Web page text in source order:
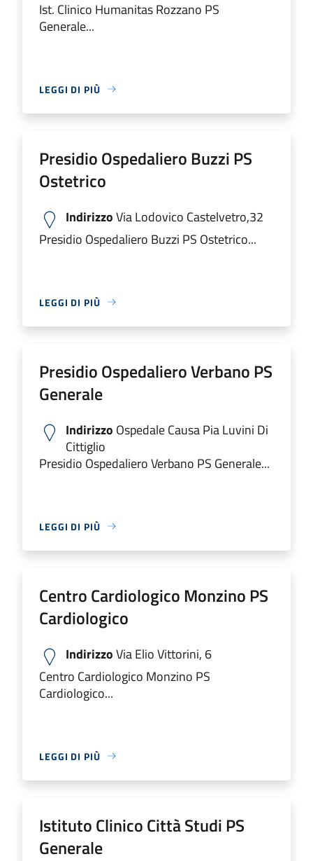
Ist. Clinico Humanitas Rozzano PS
Generale...
LEGGI DI PIÙ
Presidio Ospedaliero Buzzi PS
Ostetrico
IndirizzoVia Lodovico Castelvetro,32
Presidio Ospedaliero Buzzi PS Ostetrico...
LEGGI DI PIÙ
Presidio Ospedaliero Verbano PS
Generale
Indirizzo Ospedale Causa Pia Luvini Di
Cittiglio
Presidio Ospedaliero Verbano PS Generale...
LEGGI DI PIÙ
Centro Cardiologico Monzino PS
Cardiologico
IndirizzoVia Elio Vittorini, 6
Centro Cardiologico Monzino PS
Cardiologico...
LEGGI DI PIÙ
Istituto Clinico Città Studi PS
Generale